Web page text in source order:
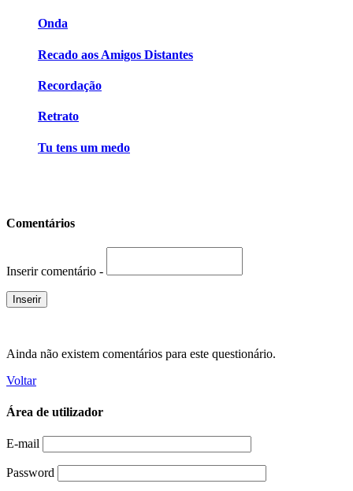
Onda
Recado aos Amigos Distantes
Recordação
Retrato
Tu tens um medo
Comentários
Inserir comentário -
Ainda não existem comentários para este questionário.
Voltar
Área de utilizador
E-mail
Password